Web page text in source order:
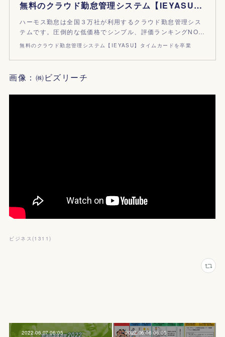
無料のクラウド勤怠管理システム【IEYASU】タイムカードを卒業
ハーモス勤怠は全国３万社が利用するクラウド勤怠管理シス
テムです。圧倒的な低価格でシンプル、評価ランキングNO…
無料のクラウド勤怠管理システム【IEYASU】タイムカードを卒業
画像：㈱ビズリーチ
ビジネス (1311 )
2022.06.07 06:05 2022.06.06 06:05